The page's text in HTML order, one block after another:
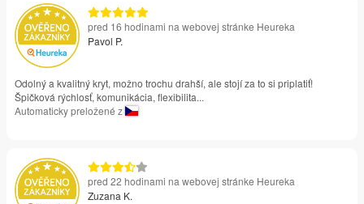
pred 16 hodinami na webovej stránke Heureka
Pavol P.
Odolný a kvalitný kryt, možno trochu drahší, ale stojí za to si priplatiť!
Špičková rýchlosť, komunikácia, flexibilita...
Automaticky preložené z
pred 22 hodinami na webovej stránke Heureka
Zuzana K.